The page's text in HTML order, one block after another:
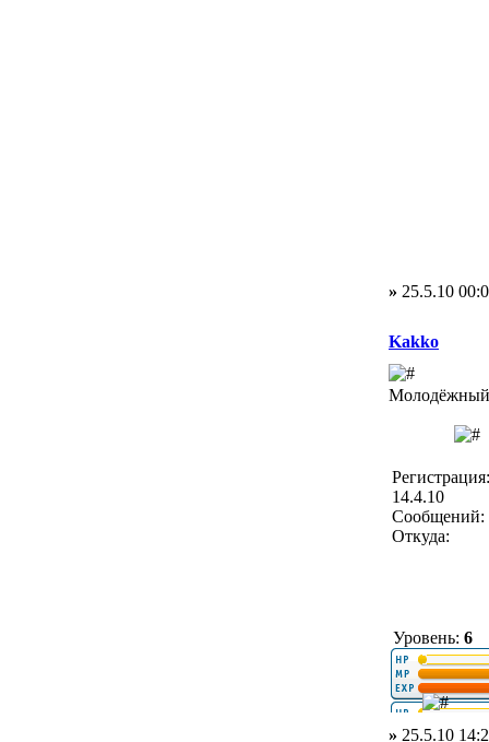
» 25.5.10
Kakko
Молодёжный
Регистрация:
14.4.10
Сообщений:
Откуда:
Уровень: 6
» 25.5.10